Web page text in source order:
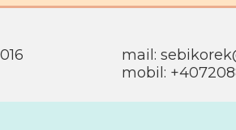
mail:
mobil: